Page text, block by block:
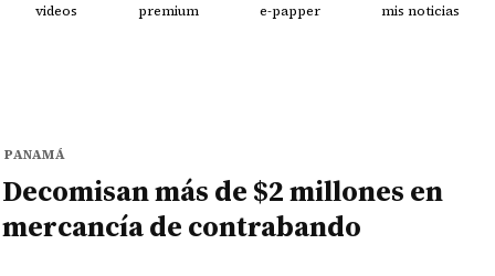
videos premium e-papper mis noticias
PANAMÁ
Decomisan más de $2 millones en
mercancía de contrabando